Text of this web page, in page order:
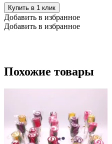
Купить в 1 клик
Добавить в избранное
Добавить в избранное
Похожие товары